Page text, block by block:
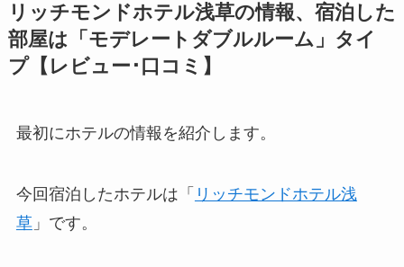
リッチモンドホテル浅草の情報、宿泊した
部屋は「モデレートダブルルーム」タイ
プ【レビュー･口コミ】
最初にホテルの情報を紹介します。
今回宿泊したホテルは「 リッチモンドホテル浅
草」です。